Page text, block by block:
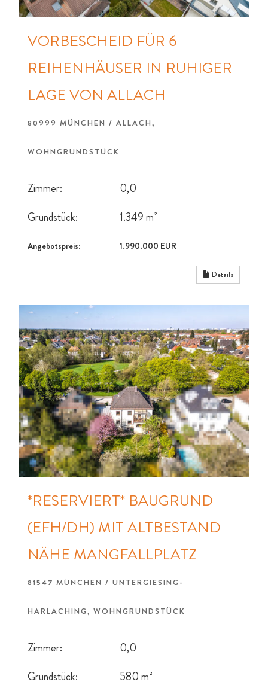
VORBESCHEID FÜR 6
REIHENHÄUSER IN RUHIGER
LAGE VON ALLACH
80999 MÜNCHEN / ALLACH,
WOHNGRUNDSTÜCK
Zimmer:
0,0
Grundstück:
1.349 m²
Angebotspreis: 1.990.000 EUR
Details
*RESERVIERT* BAUGRUND
(EFH/DH) MIT ALTBESTAND
NÄHE MANGFALLPLATZ
81547 MÜNCHEN / UNTERGIESING-
HARLACHING, WOHNGRUNDSTÜCK
Zimmer:
0,0
Grundstück:
580 m²